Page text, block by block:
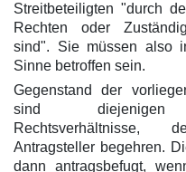
Streitbeteiligten "durch
Rechten oder
sind". Sie müssen also
Sinne betroffen sein.
Gegenstand der
sind diejenigen
Rechtsverhältnisse,
Antragsteller begehren.
dann antragsbefugt,